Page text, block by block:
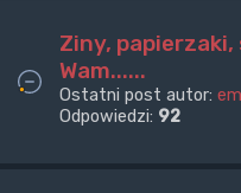
Ziny, papierzaki,
Wam......
Ostatni post autor:
Odpowiedzi: 92